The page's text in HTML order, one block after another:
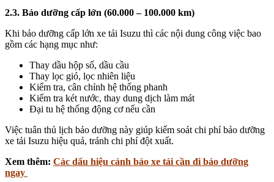
2.3. Bảo dưỡng cấp lớn (60.000 – 100.000 km)
Khi bảo dưỡng cấp lớn xe tải Isuzu thì các nội dung công việc bao
gồm các hạng mục như:
Thay dầu hộp số, dầu cầu
Thay lọc gió, lọc nhiên liệu
Kiểm tra, cân chỉnh hệ thống phanh
Kiểm tra két nước, thay dung dịch làm mát
Đại tu hệ thống động cơ nếu cần
Việc tuân thủ lịch bảo dưỡng này giúp kiểm soát chi phí bảo dưỡng
xe tải Isuzu hiệu quả, tránh chi phí đột xuất.
Xem thêm: Các dấu hiệu cảnh báo xe tải cần đi bảo dưỡng
ngay